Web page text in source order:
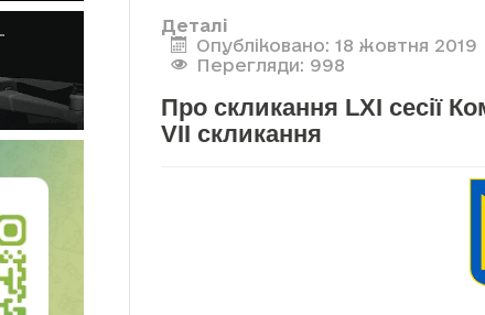
Деталі
Опубліковано: 18 жовтня 2019
Перегляди: 998
Про скликання LXI сесії
VII скликання